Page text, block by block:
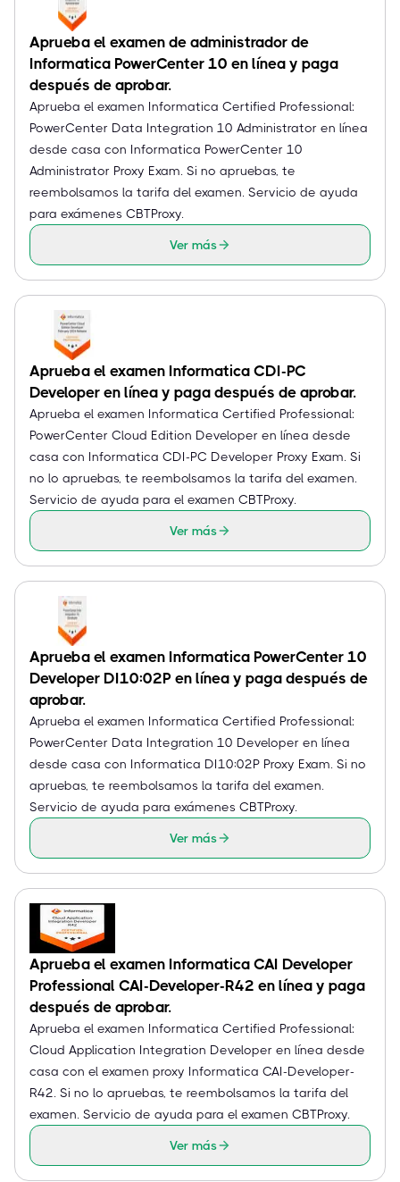
Aprueba el examen de administrador de
Informatica PowerCenter 10 en línea y paga
después de aprobar.
Aprueba el examen Informatica Certified Professional:
PowerCenter Data Integration 10 Administrator en línea
desde casa con Informatica PowerCenter 10
Administrator Proxy Exam. Si no apruebas, te
reembolsamos la tarifa del examen. Servicio de ayuda
para exámenes CBTProxy.
Ver más
Aprueba el examen Informatica CDI-PC
Developer en línea y paga después de aprobar.
Aprueba el examen Informatica Certified Professional:
PowerCenter Cloud Edition Developer en línea desde
casa con Informatica CDI-PC Developer Proxy Exam. Si
no lo apruebas, te reembolsamos la tarifa del examen.
Servicio de ayuda para el examen CBTProxy.
Ver más
Aprueba el examen Informatica PowerCenter 10
Developer DI10:02P en línea y paga después de
aprobar.
Aprueba el examen Informatica Certified Professional:
PowerCenter Data Integration 10 Developer en línea
desde casa con Informatica DI10:02P Proxy Exam. Si no
apruebas, te reembolsamos la tarifa del examen.
Servicio de ayuda para exámenes CBTProxy.
Ver más
Aprueba el examen Informatica CAI Developer
Professional CAI-Developer-R42 en línea y paga
después de aprobar.
Aprueba el examen Informatica Certified Professional:
Cloud Application Integration Developer en línea desde
casa con el examen proxy Informatica CAI-Developer-
R42. Si no lo apruebas, te reembolsamos la tarifa del
examen. Servicio de ayuda para el examen CBTProxy.
Ver más